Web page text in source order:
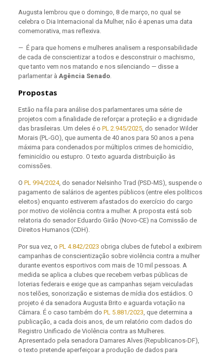
Augusta lembrou que o domingo, 8 de março, no qual se
celebra o Dia Internacional da Mulher, não é apenas uma data
comemorativa, mas reflexiva.
— É para que homens e mulheres analisem a responsabilidade
de cada de conscientizar a todos e desconstruir o machismo,
que tanto vem nos matando e nos silenciando — disse a
parlamentar à Agência Senado.
Propostas
Estão na fila para análise dos parlamentares uma série de
projetos com a finalidade de reforçar a proteção e a dignidade
das brasileiras. Um deles é o PL 2.945/2025, do senador Wilder
Morais (PL-GO), que aumenta de 40 anos para 50 anos a pena
máxima para condenados por múltiplos crimes de homicídio,
feminicídio ou estupro. O texto aguarda distribuição às
comissões.
O PL 994/2024, do senador Nelsinho Trad (PSD-MS), suspende o
pagamento de salários de agentes públicos (entre eles políticos
eleitos) enquanto estiverem afastados do exercício do cargo
por motivo de violência contra a mulher. A proposta está sob
relatoria do senador Eduardo Girão (Novo-CE) na Comissão de
Direitos Humanos (CDH).
Por sua vez, o PL 4.842/2023 obriga clubes de futebol a exibirem
campanhas de conscientização sobre violência contra a mulher
durante eventos esportivos com mais de 10 mil pessoas. A
medida se aplica a clubes que recebem verbas públicas de
loterias federais e exige que as campanhas sejam veiculadas
nos telões, sonorização e sistemas de mídia dos estádios. O
projeto é da senadora Augusta Brito e aguarda votação na
Câmara. É o caso também do PL 5.881/2023, que determina a
publicação, a cada dois anos, de um relatório com dados do
Registro Unificado de Violência contra as Mulheres.
Apresentado pela senadora Damares Alves (Republicanos-DF),
o texto pretende aperfeiçoar a produção de dados para